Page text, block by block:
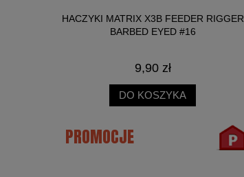
HACZYKI MATRIX X3B FEEDER RIGGER
BARBED EYED #16
9,90 zł
DO KOSZYKA
PROMOCJE